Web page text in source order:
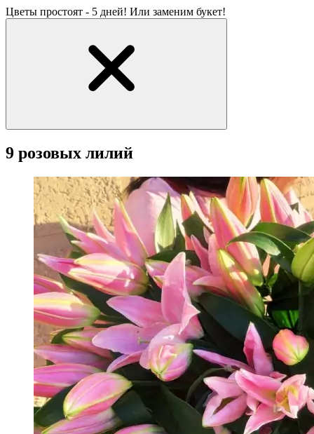
Цветы простоят - 5 дней! Или заменим букет!
9 розовых лилий